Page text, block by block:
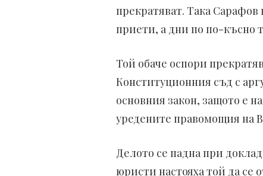
прекратяват. Така Сарафов
приети, а дни по по-късно
Той обаче оспори
Конституционния съд с
основния закон, защото е
уредените правомощия на
Делото се падна при
юристи настояха той да се